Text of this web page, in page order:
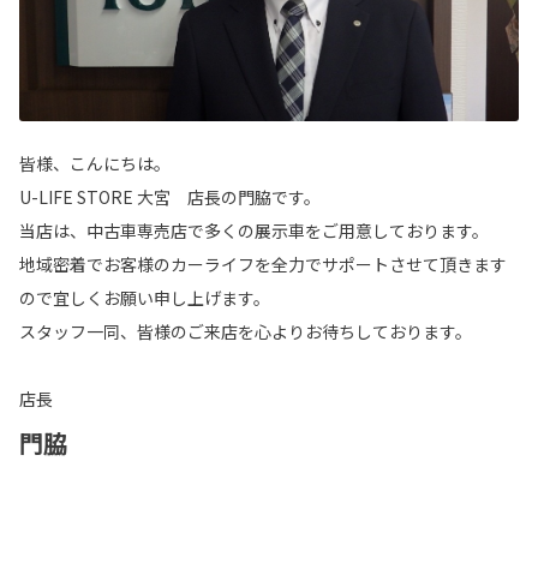
皆様、こんにちは。
U-LIFE STORE 大宮 店長の門脇です。
当店は、中古車専売店で多くの展示車をご用意しております。
地域密着でお客様のカーライフを全力でサポートさせて頂きます
ので宜しくお願い申し上げます。
スタッフ一同、皆様のご来店を心よりお待ちしております。
店長
門脇